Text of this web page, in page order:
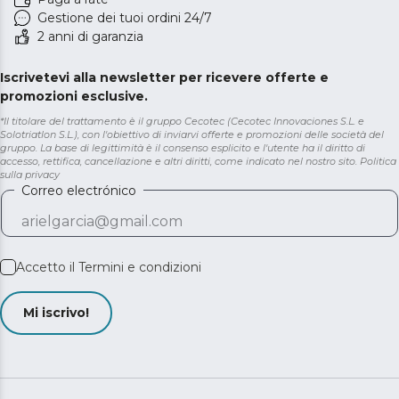
Gestione dei tuoi ordini 24/7
2 anni di garanzia
Iscrivetevi alla newsletter per ricevere offerte e
promozioni esclusive.
*Il titolare del trattamento è il gruppo Cecotec (Cecotec Innovaciones S.L. e
Solotriatlon S.L.), con l'obiettivo di inviarvi offerte e promozioni delle società del
gruppo. La base di legittimità è il consenso esplicito e l'utente ha il diritto di
accesso, rettifica, cancellazione e altri diritti, come indicato nel nostro sito. Politica
sulla privacy
Correo electrónico
Accetto il Termini e condizioni
Mi iscrivo!